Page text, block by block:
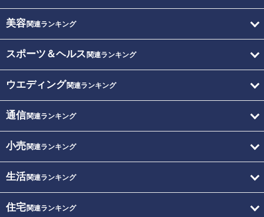
美容関連ランキング
スポーツ＆ヘルス 関連ランキング
ウエディング関連ランキング
通信関連ランキング
小売関連ランキング
生活関連ランキング
住宅関連ランキング